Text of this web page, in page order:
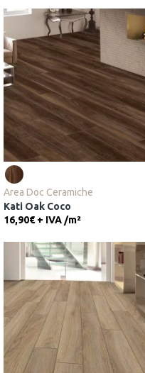
Area Doc Ceramiche
Kati Oak Coco
16,90€ + IVA/m²